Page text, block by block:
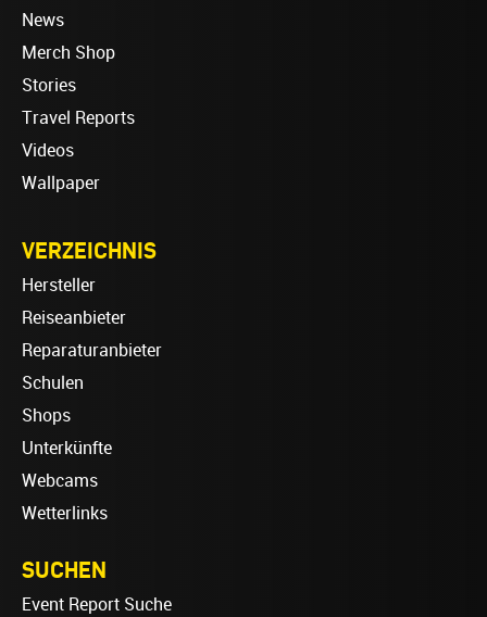
News
Merch Shop
Stories
Travel Reports
Videos
Wallpaper
VERZEICHNIS
Hersteller
Reiseanbieter
Reparaturanbieter
Schulen
Shops
Unterkünfte
Webcams
Wetterlinks
SUCHEN
Event Report Suche